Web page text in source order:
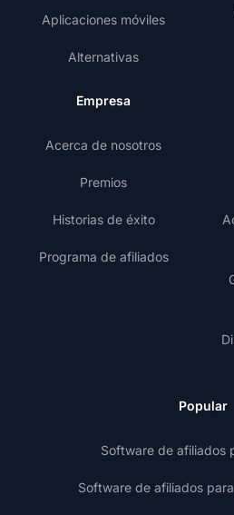
Aplicaciones móviles
Alternativas
Empresa
Acerca de nosotros
Premios
Historias de éxito
Programa de afiliados
Popular
Software de afiliados
Software de afiliados